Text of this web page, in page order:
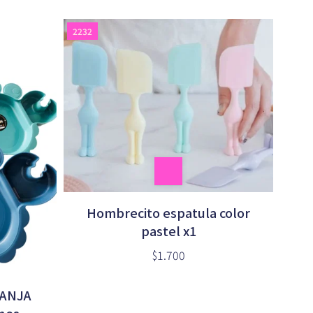
2232
Hombrecito espatula color
pastel x1
$1.700